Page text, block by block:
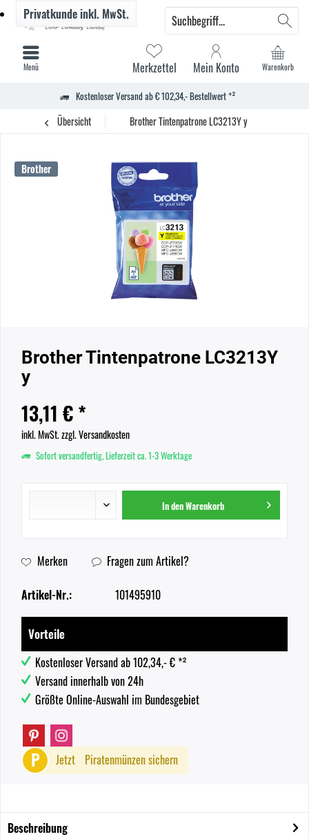
Kostenloser Versand ab € 102,34,- Bestellwert *²
Warenkorb
Merkzettel Mein Konto
Privatkundeinkl. MwSt.
Menü
Übersicht Brother Tintenpatrone LC3213Y y
Brother
Brother Tintenpatrone LC3213Y
y
13,11 € *
inkl. MwSt.zzgl. Versandkosten
Sofort versandfertig, Lieferzeit ca. 1-3 Werktage
In denWarenkorb
Merken Fragen zum Artikel?
Artikel-Nr.: 101495910
Vorteile
Kostenloser Versand ab 102,34,- € *²
Versand innerhalb von 24h
Größte Online-Auswahl im Bundesgebiet
P Jetzt Piratenmünzen sichern
Beschreibung